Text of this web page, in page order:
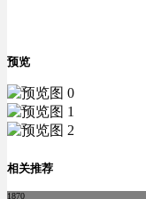
预览
相关推荐
1870